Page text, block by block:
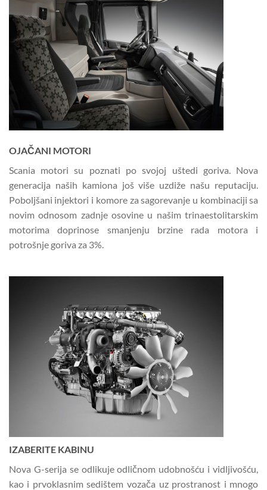
OJAČANI MOTORI
Scania motori su poznati po svojoj uštedi goriva. Nova
generacija naših kamiona još više uzdiže našu reputaciju.
Poboljšani injektori i komore za sagorevanje u kombinaciji sa
novim odnosom zadnje osovine u našim trinaestolitarskim
motorima doprinose smanjenju brzine rada motora i
potrošnje goriva za 3%.
IZABERITE KABINU
Nova G-serija se odlikuje odličnom udobnošću i vidljivošću,
kao i prvoklasnim sedištem vozača uz prostranost i mnogo